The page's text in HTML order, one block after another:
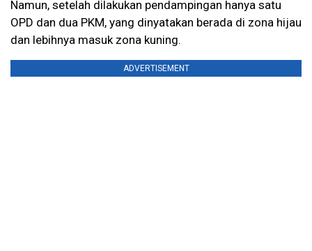
Namun, setelah dilakukan pendampingan hanya satu
OPD dan dua PKM, yang dinyatakan berada di zona hijau
dan lebihnya masuk zona kuning.
ADVERTISEMENT